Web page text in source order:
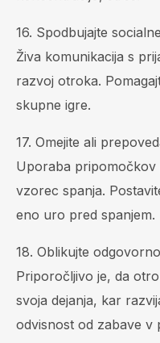
16. Spodbujajte
Živa komunikacija s
razvoj otroka.
skupne igre.
17. Omejite ali
Uporaba
vzorec spanja.
eno uro pred spanjem.
18. Oblikujte
Priporočljivo je, da
svoja dejanja, kar
odvisnost od zabave v